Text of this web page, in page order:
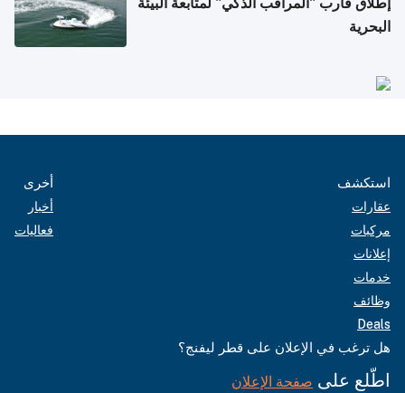
إطلاق قارب "المراقب الذكي" لمتابعة البيئة
البحرية
استكشف
عقارات
مركبات
إعلانات
خدمات
وظائف
Deals
أخرى
أخبار
فعاليات
هل ترغب في الإعلان على قطر ليفنج؟
اطّلع على صفحة الإعلان